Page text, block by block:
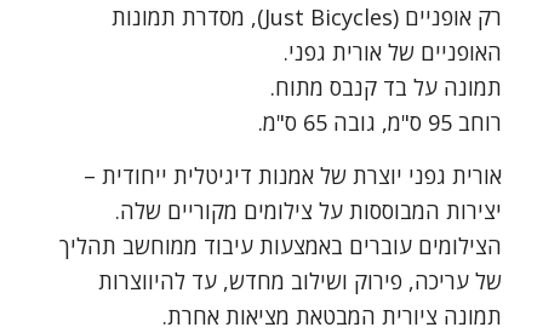
רק אופניים (Just Bicycles), מסדרת תמונות
האופניים של אורית גפני.
תמונה על בד קנבס מתוח.
רוחב 95 ס"מ, גובה 65 ס"מ.
אורית גפני יוצרת של אמנות דיגיטלית ייחודית –
יצירות המבוססות על צילומים מקוריים שלה.
הצילומים עוברים באמצעות עיבוד ממוחשב תהליך
של עריכה, פירוק ושילוב מחדש, עד להיווצרות
תמונה ציורית המבטאת מציאות אחרת.